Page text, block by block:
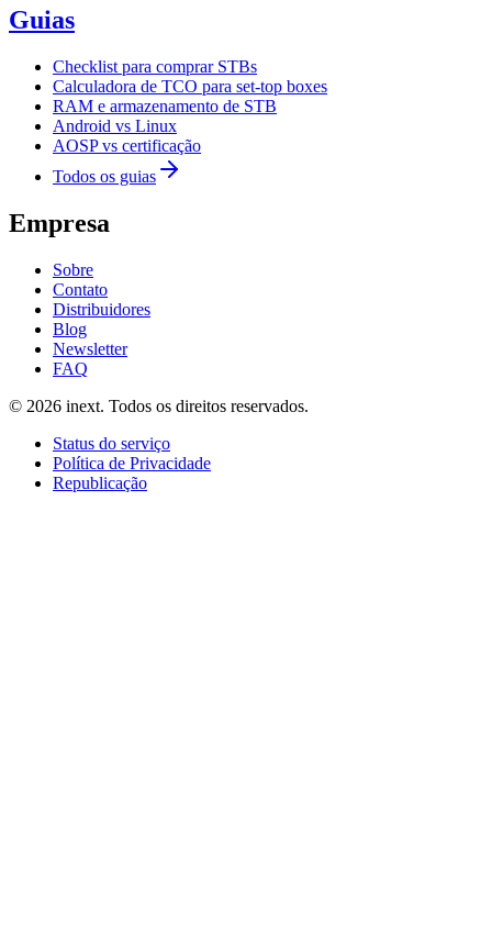
Guias
Checklist para comprar STBs
Calculadora de TCO para set-top boxes
RAM e armazenamento de STB
Android vs Linux
AOSP vs certificação
Todos os guias
Empresa
Sobre
Contato
Distribuidores
Blog
Newsletter
FAQ
© 2026 inext. Todos os direitos reservados.
Status do serviço
Política de Privacidade
Republicação